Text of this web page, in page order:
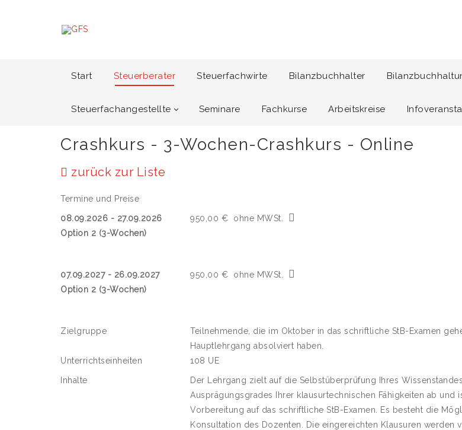
Start Steuerberater Steuerfachwirte Bilanzbuchhalter
Steuerfachangestellte Seminare Fachkurse Arbeitskreise
Crashkurs - 3-Wochen-Crashkurs - Online
zurück zur Liste
Termine und Preise
08.09.2026 - 27.09.2026
Option 2 (3-Wochen)
950,00 € ohne MWSt.
07.09.2027 - 26.09.2027
Option 2 (3-Wochen)
950,00 € ohne MWSt.
Zielgruppe
Teilnehmende, die im Oktober in das schriftliche StB-Examen
Hauptlehrgang absolviert haben.
Unterrichtseinheiten
108 UE
Inhalte
Der Lehrgang zielt auf die Selbstüberprüfung Ihres
Ausprägungsgrades Ihrer klausurtechnischen Fähigkeiten ab und
Vorbereitung auf das schriftliche StB-Examen. Es besteht die
Konsultation des Dozenten. Die eingereichten Klausuren werden